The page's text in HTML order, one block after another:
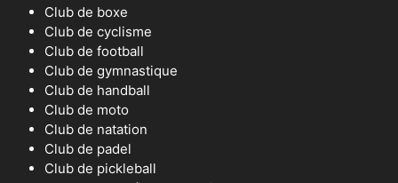
Club de boxe
Club de cyclisme
Club de football
Club de gymnastique
Club de handball
Club de moto
Club de natation
Club de padel
Club de pickleball